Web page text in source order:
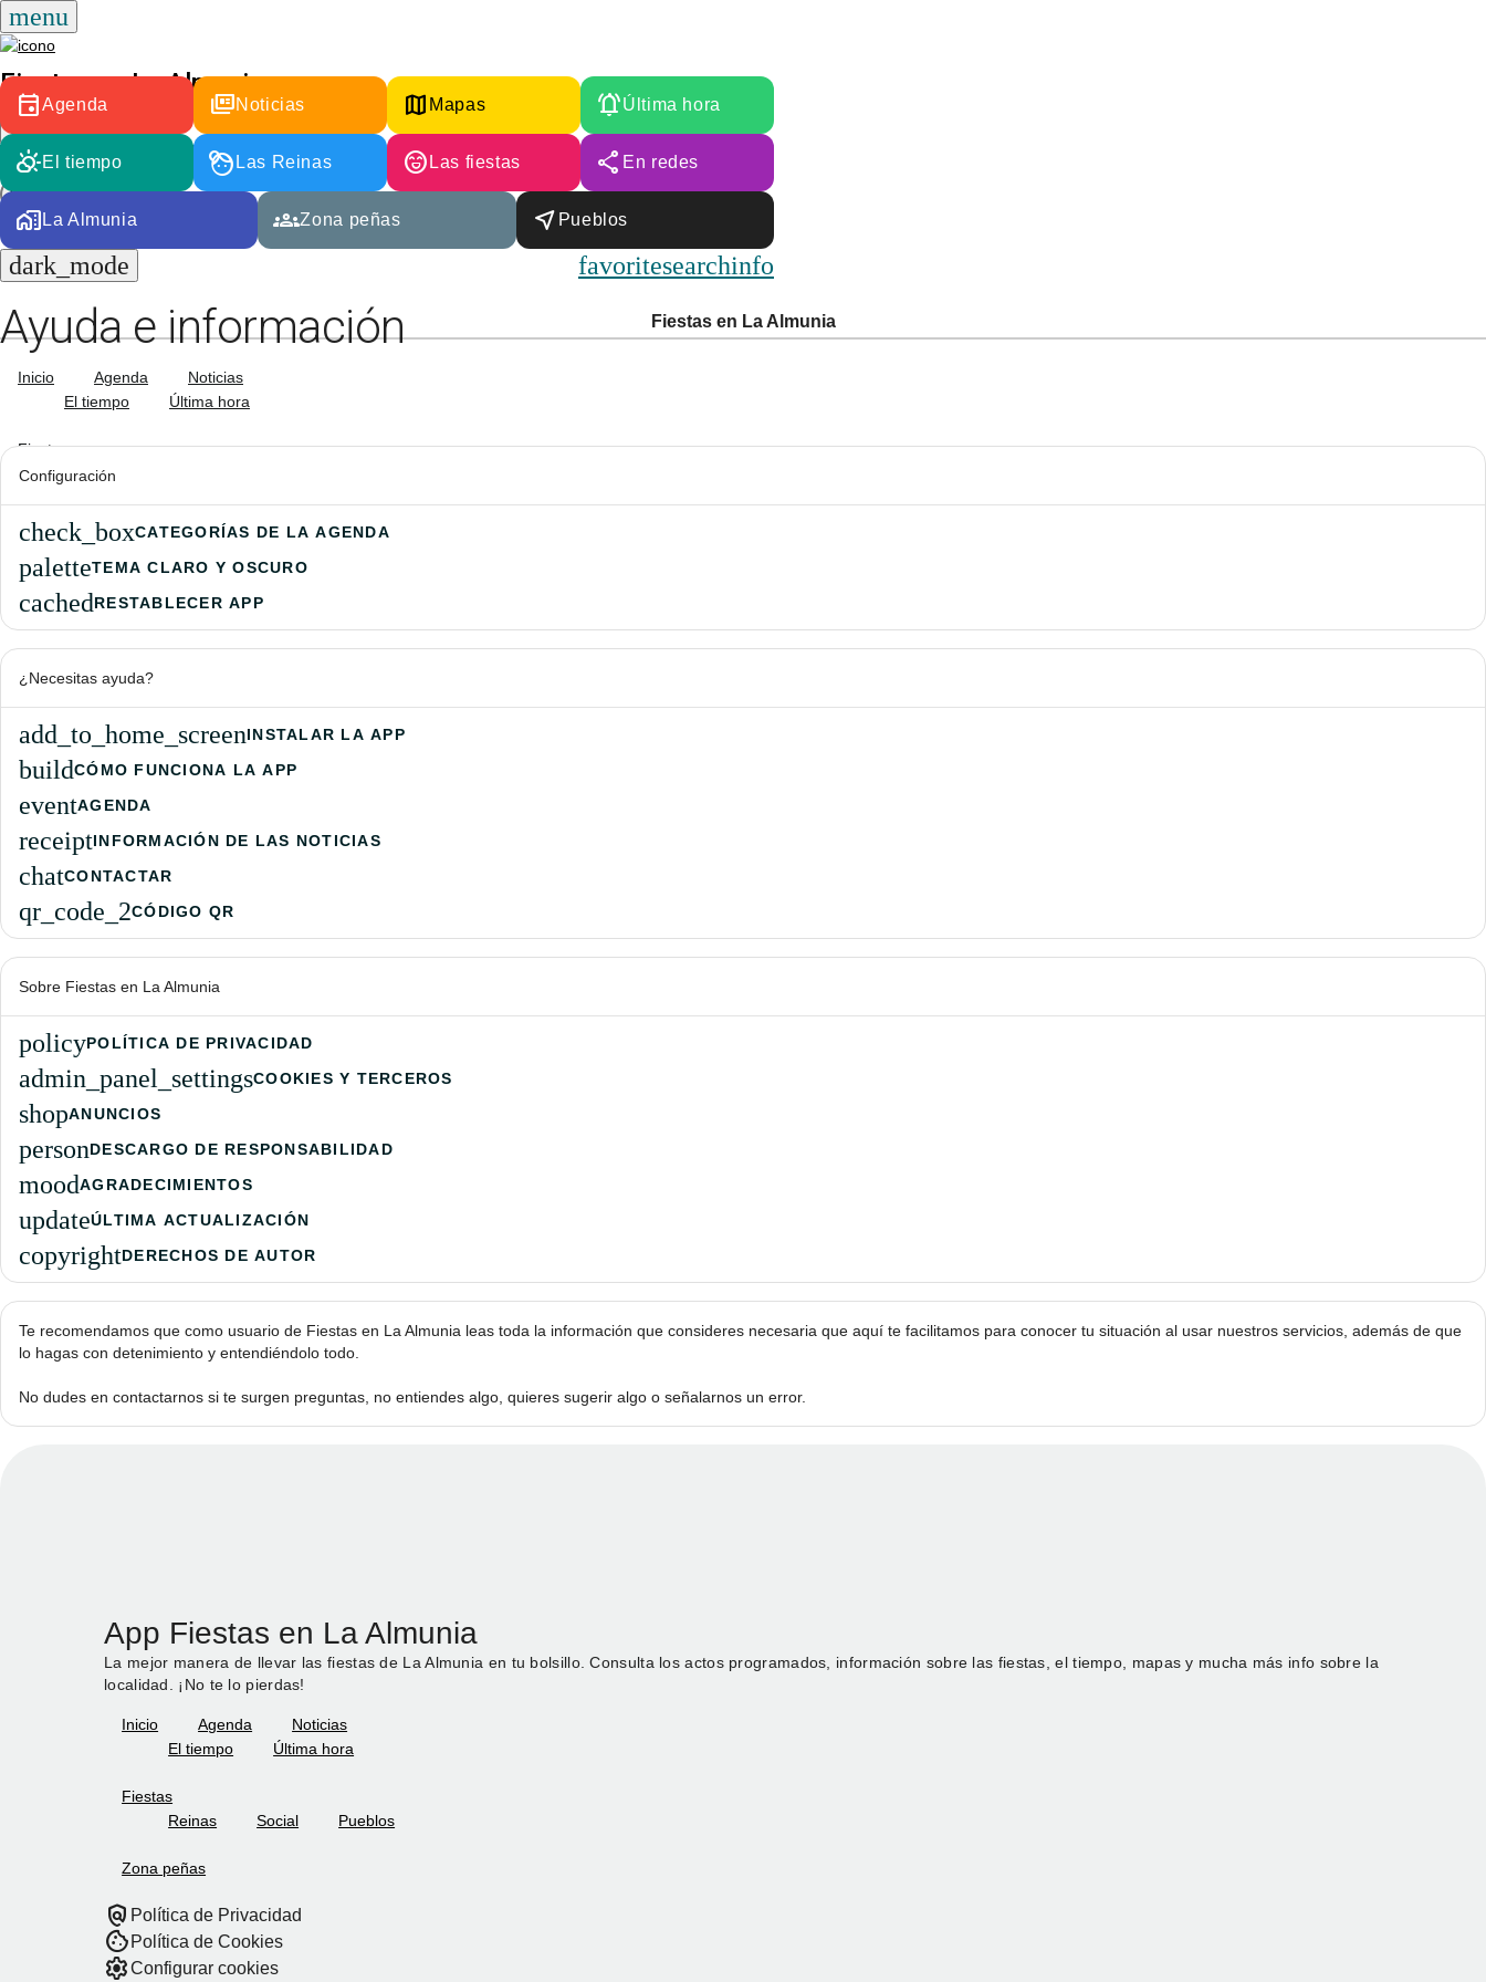
Saltar
al
contenido
eventAgenda full_coverageNoticias map Mapas notifications_activeÚltima hora
partly_cloudy_dayEl tiempo face_4 Las Reinas sentiment_excited Las fiestas share En redes
home_work La Almunia groupsZona peñas near_me Pueblos
dark_mode favoritesearchinfo
Fiestas en La Almunia
Inicio Agenda
Noticias
El tiempo
Última hora
Fiestas
Reinas
Zona peñas
menu
Fiestas en La Almunia
close
Cerrar
el
Buscar close
Ayuda e información
Configuración
check_boxCATEGORÍAS DE LA AGENDA
paletteTEMA CLARO Y OSCURO
cachedRESTABLECER APP
¿Necesitas ayuda?
add_to_home_screenINSTALAR LA APP
buildCÓMO FUNCIONA LA APP
eventAGENDA
receiptINFORMACIÓN DE LAS NOTICIAS
chatCONTACTAR
qr_code_2CÓDIGO QR
Sobre Fiestas en La Almunia
policyPOLÍTICA DE PRIVACIDAD
admin_panel_settingsCOOKIES Y TERCEROS
shopANUNCIOS
personDESCARGO DE RESPONSABILIDAD
moodAGRADECIMIENTOS
updateÚLTIMA ACTUALIZACIÓN
copyrightDERECHOS DE AUTOR
Te recomendamos que como usuario de Fiestas en La Almunia leas toda la información que consideres necesaria que aquí te facilitamos para conocer tu situación al usar nuestros servicios, además de que
lo hagas con detenimiento y entendiéndolo todo.
No dudes en contactarnos si te surgen preguntas, no entiendes algo, quieres sugerir algo o señalarnos un error.
App Fiestas en La Almunia
La mejor manera de llevar las fiestas de La Almunia en tu bolsillo. Consulta los actos programados, información sobre las fiestas, el tiempo, mapas y mucha más info sobre la
localidad. ¡No te lo pierdas!
Inicio Agenda
Noticias
El tiempo
Última hora
Fiestas
Reinas
Social Pueblos
Zona peñas
policy Política de Privacidad
cookie Política de Cookies
settingsConfigurar cookies